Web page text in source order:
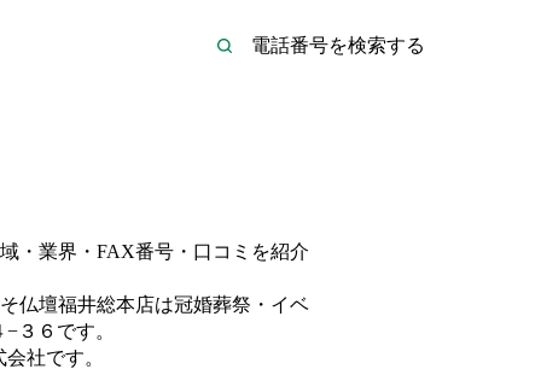
・業界・FAX番号・口コミを紹介
仏壇福井総本店は冠婚葬祭・イベ
３６ です。
会社です。